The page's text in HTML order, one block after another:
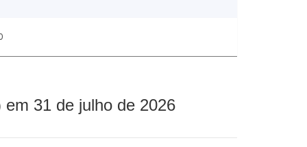
31 de julho de 2026